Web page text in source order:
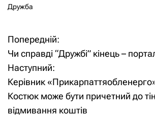
Дружба
Н
а
в
і
Попередній:
Чи справді “Дружбі” кінець –
Наступний:
Керівник
Костюк може бути причетний до
відмивання коштів